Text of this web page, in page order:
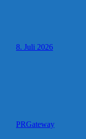
8. Juli 2026
PRGateway